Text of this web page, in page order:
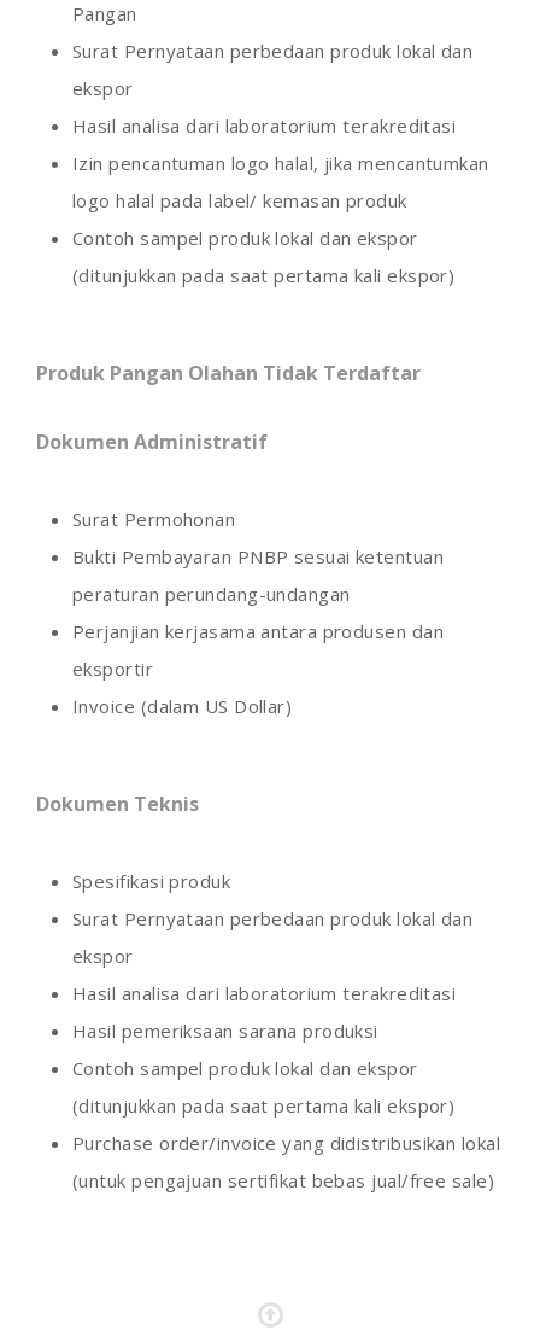
Pangan
Surat Pernyataan perbedaan produk lokal dan
ekspor
Hasil analisa dari laboratorium terakreditasi
Izin pencantuman logo halal, jika mencantumkan
logo halal pada label/ kemasan produk
Contoh sampel produk lokal dan ekspor
(ditunjukkan pada saat pertama kali ekspor)
Produk Pangan Olahan Tidak Terdaftar
Dokumen Administratif
Surat Permohonan
Bukti Pembayaran PNBP sesuai ketentuan
peraturan perundang-undangan
Perjanjian kerjasama antara produsen dan
eksportir
Invoice (dalam US Dollar)
Dokumen Teknis
Spesifikasi produk
Surat Pernyataan perbedaan produk lokal dan
ekspor
Hasil analisa dari laboratorium terakreditasi
Hasil pemeriksaan sarana produksi
Contoh sampel produk lokal dan ekspor
(ditunjukkan pada saat pertama kali ekspor)
Purchase order/invoice yang didistribusikan lokal
(untuk pengajuan sertifikat bebas jual/free sale)